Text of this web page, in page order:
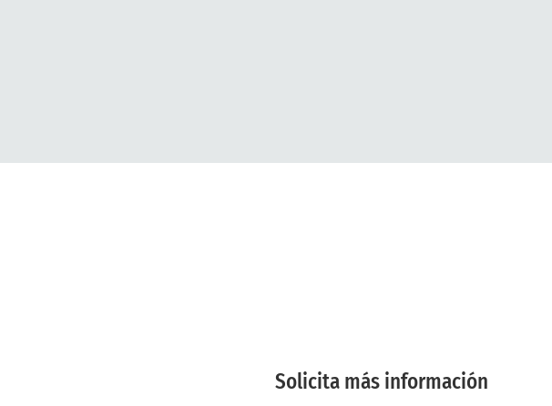
Solicita más información